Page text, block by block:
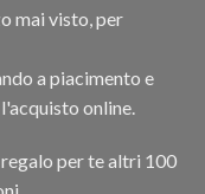
mai visto, per
a piacimento e
online.
per te altri 100